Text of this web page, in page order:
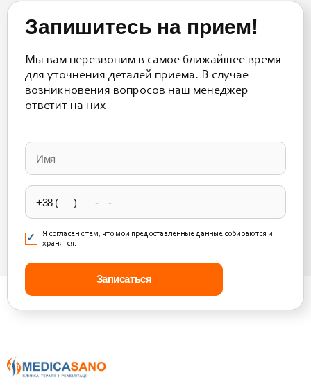
Запишитесь на прием!
Мы вам перезвоним в самое ближайшее время
для уточнения деталей приема. В случае
возникновения вопросов наш менеджер
ответит на них
leave
this
field
empty.
Я согласен с тем, что мои предоставленные данные собираются и
хранятся.